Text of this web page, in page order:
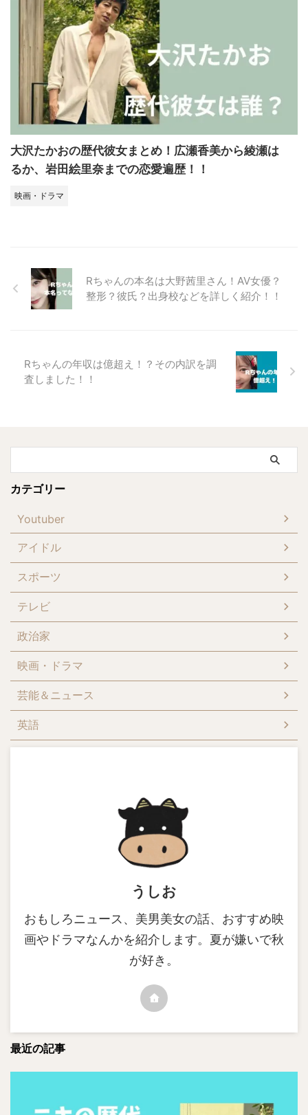
大沢たかおの歴代彼女まとめ！広瀬香美から綾瀬は
るか、岩田絵里奈までの恋愛遍歴！！
映画・ドラマ
Rちゃんの本名は大野茜里さん！AV女優？
整形？彼氏？出身校などを詳しく紹介！！
Rちゃんの年収は億超え！？その内訳を調
査しました！！
カテゴリー
Youtuber
アイドル
スポーツ
テレビ
政治家
映画・ドラマ
芸能＆ニュース
英語
うしお
おもしろニュース、美男美女の話、おすすめ映
画やドラマなんかを紹介します。夏が嫌いで秋
が好き。
最近の記事